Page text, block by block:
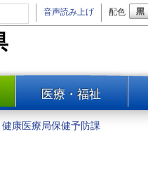
音声読み上げ 配色
一覧
医療・福祉
健康医療局保健予防課